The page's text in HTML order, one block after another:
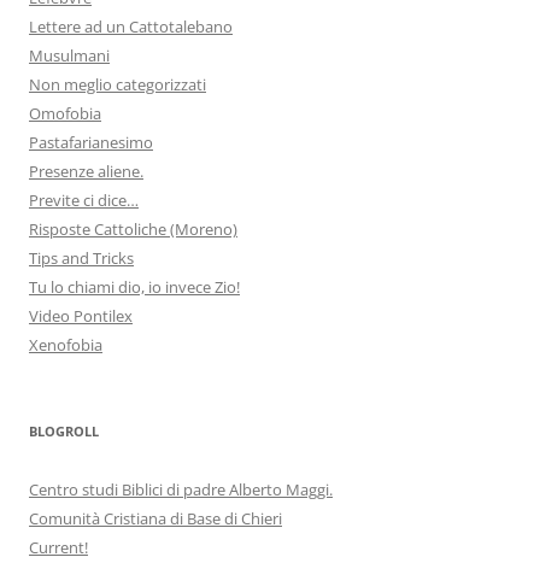
Lettere ad un Cattotalebano
Musulmani
Non meglio categorizzati
Omofobia
Pastafarianesimo
Presenze aliene.
Previte ci dice…
Risposte Cattoliche (Moreno)
Tips and Tricks
Tu lo chiami dio, io invece Zio!
Video Pontilex
Xenofobia
BLOGROLL
Centro studi Biblici di padre Alberto Maggi.
Comunità Cristiana di Base di Chieri
Current!